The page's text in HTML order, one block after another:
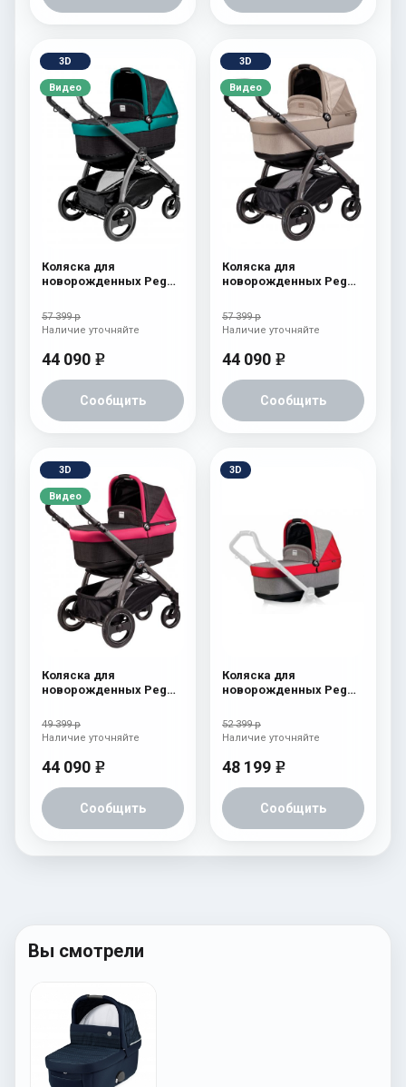
3D
Видео
Коляска для
новорожденных Peg
(шасси White/Black)
aquamarine
57 399 р
44 090 e
Сообщить
Наличие уточняйте
3D
Видео
Коляска для
новорожденных Peg
(шасси White/Black)
Cream
57 399 р
44 090 e
Сообщить
Наличие уточняйте
3D
Видео
Коляска для
новорожденных Peg
(шасси White/Black)
Fleur
49 399 р
44 090 e
Сообщить
Наличие уточняйте
3D
Коляска для
новорожденных Peg
Pop-Up) Tulip
52 399 р
48 199 e
Сообщить
Наличие уточняйте
Вы смотрели